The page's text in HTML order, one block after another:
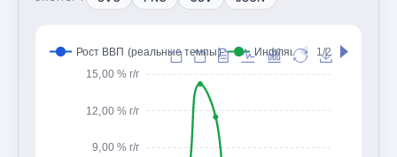
9,00 % г/г
12,00 % г/г
15,00 % г/г
Рост ВВП (реальные темпы) Инфляция (CPI,
1/2